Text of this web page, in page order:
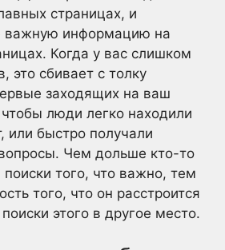
страницах, и
важную информацию на
Когда у вас слишком
это сбивает с толку
заходящих на ваш
чтобы люди легко находили
или быстро получали
Чем дольше кто-то
того, что важно, тем
того, что он расстроится
этого в другое место.